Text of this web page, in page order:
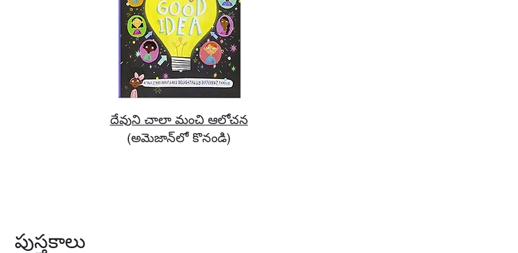
దేవుని చాలా మంచి ఆలోచన
(అమెజాన్‌లో కొనండి)
పుస్తకాలు